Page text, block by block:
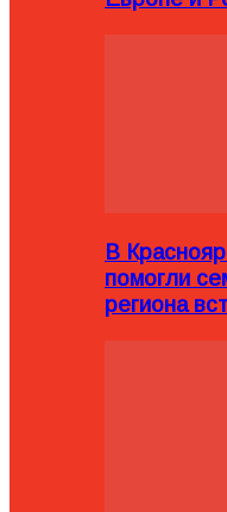
В
помогли
региона